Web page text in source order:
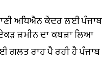
ਅਧਿਐਨ ਕੇਂਦਰ ਲਈ ਪੰਜਾਬ
ਜ਼ਮੀਨ ਦਾ ਕਬਜ਼ਾ ਲਿਆ
ਗਲਤ ਰਾਹ ਪੈ ਰਹੀ ਹੈ ਪੰਜਾਬ